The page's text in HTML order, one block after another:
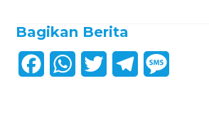
Bagikan Berita
W
T